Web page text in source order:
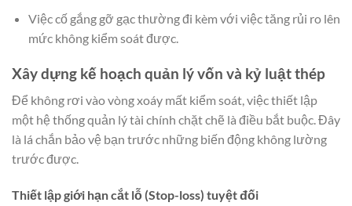
Việc cố gắng gỡ gạc thường đi kèm với việc tăng rủi ro lên
mức không kiểm soát được.
Xây dựng kế hoạch quản lý vốn và kỷ luật thép
Để không rơi vào vòng xoáy mất kiểm soát, việc thiết lập
một hệ thống quản lý tài chính chặt chẽ là điều bắt buộc. Đây
là lá chắn bảo vệ bạn trước những biến động không lường
trước được.
Thiết lập giới hạn cắt lỗ (Stop-loss) tuyệt đối